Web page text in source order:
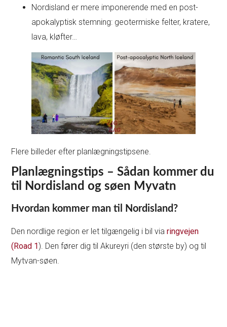
Nordisland er mere imponerende med en post-
apokalyptisk stemning: geotermiske felter, kratere,
lava, kløfter…
Flere billeder efter planlægningstipsene.
Planlægningstips – Sådan kommer du
til Nordisland og søen Myvatn
Hvordan kommer man til Nordisland?
Den nordlige region er let tilgængelig i bil viaringvejen
(Road 1). Den fører dig til Akureyri (den største by) og til
Mytvan-søen.